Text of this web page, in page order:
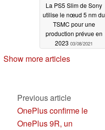
La PS5 Slim de Sony
utilise le nœud 5 nm du
TSMC pour une
production prévue en
2023 03/08/2021
Show more articles
Previous article
OnePlus confirme le
OnePlus 9R, un